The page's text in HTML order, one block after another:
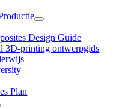
Design Guide
3D-printing ontwerpgids
Plan